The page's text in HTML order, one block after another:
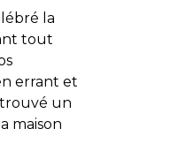
la
tout
errant et
trouvé un
maison